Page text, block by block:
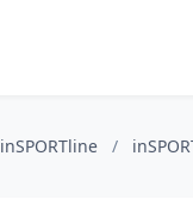
inSPORTline /